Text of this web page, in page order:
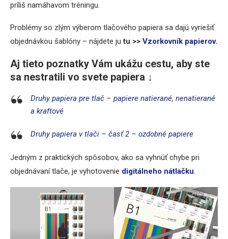
príliš namáhavom tréningu.
Problémy so zlým výberom tlačového papiera sa dajú vyriešiť
objednávkou šablóny – nájdete jutu >> Vzorkovník papierov.
Aj tieto poznatky Vám ukážu cestu, aby ste
sa nestratili vo svete papiera ↓
Druhy papiera pre tlač – papiere natierané, nenatierané
a kraftové
Druhy papiera v tlači – časť 2 – ozdobné papiere
Jedným z praktických spôsobov, ako sa vyhnúť chybe pri
objednávaní tlače, je vyhotovenie digitálneho nátlačku.